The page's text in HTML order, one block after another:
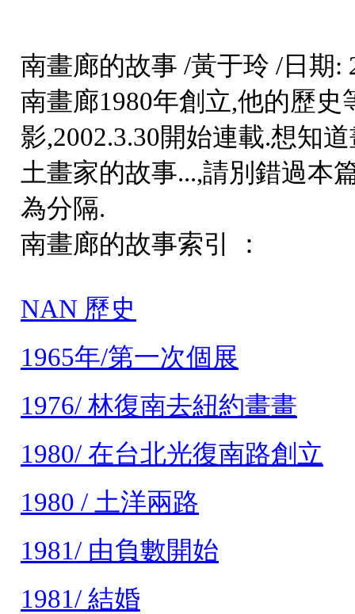
南畫廊的故事 /黃于玲 /日期:
南畫廊1980年創立,他的歷
影,2002.3.30開始連載.想知
土畫家的故事...,請別錯過本
為分隔.
南畫廊的故事索引 ：
NAN 歷史
1965年/第一次個展
1976/ 林復南去紐約畫畫
1980/ 在台北光復南路創立
1980 / 土洋兩路
1981/ 由負數開始
1981/ 結婚